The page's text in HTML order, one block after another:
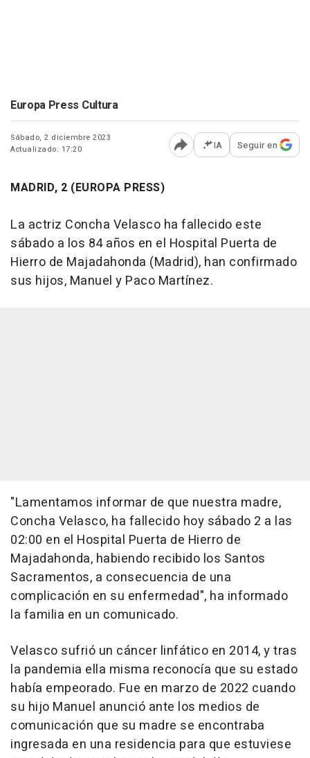
Europa Press Cultura
Sábado, 2 diciembre 2023
Actualizado: 17:20
Abrir opciones para
IA Seguir en
MADRID, 2 (EUROPA PRESS)
La actriz Concha Velasco ha fallecido este
sábado a los 84 años en el Hospital Puerta de
Hierro de Majadahonda (Madrid), han confirmado
sus hijos, Manuel y Paco Martínez.
"Lamentamos informar de que nuestra madre,
Concha Velasco, ha fallecido hoy sábado 2 a las
02:00 en el Hospital Puerta de Hierro de
Majadahonda, habiendo recibido los Santos
Sacramentos, a consecuencia de una
complicación en su enfermedad", ha informado
la familia en un comunicado.
Velasco sufrió un cáncer linfático en 2014, y tras
la pandemia ella misma reconocía que su estado
había empeorado. Fue en marzo de 2022 cuando
su hijo Manuel anunció ante los medios de
comunicación que su madre se encontraba
ingresada en una residencia para que estuviese